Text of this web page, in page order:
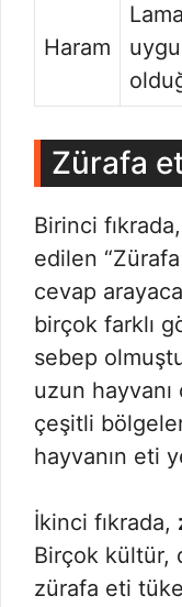
Haram
Zürafa
Birinci
edilen
cevap
birçok farklı
sebep
uzun hayvanı
çeşitli
hayvanın eti
İkinci fıkrada,
Birçok kültür,
zürafa eti